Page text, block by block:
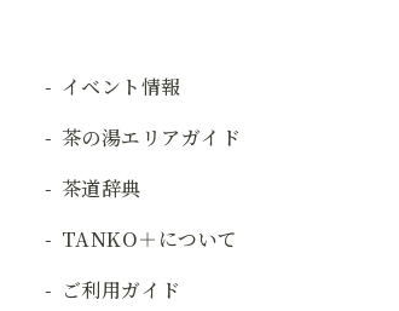
イベント情報
茶の湯エリアガイド
茶道辞典
TANKO＋について
ご利用ガイド